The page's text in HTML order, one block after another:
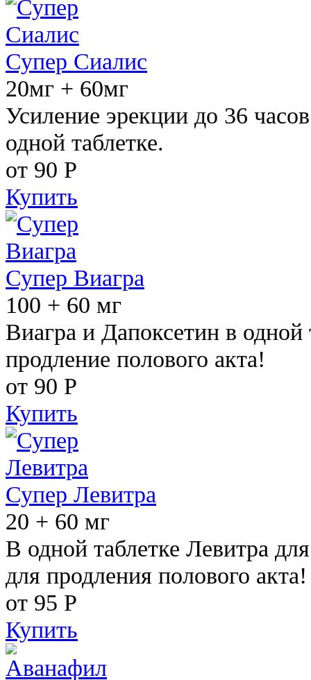
Супер Сиалис
20мг + 60мг
Усиление эрекции до 36
одной таблетке.
от 90 Р
Купить
Супер Виагра
100 + 60 мг
Виагра и Дапоксетин в одной
продление полового акта!
от 90 Р
Купить
Супер Левитра
20 + 60 мг
В одной таблетке Левитра
для продления полового акта!
от 95 Р
Купить